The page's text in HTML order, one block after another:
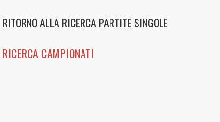
RITORNO ALLA RICERCA PARTITE SINGOLE
RICERCA CAMPIONATI